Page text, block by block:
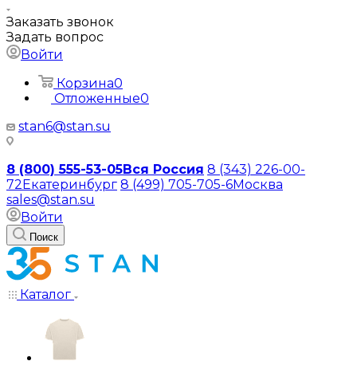
Заказать звонок
Задать вопрос
Войти
Корзина0
Отложенные0
stan6@stan.su
8 (800) 555-53-05Вся Россия 8 (343) 226-00-
72Екатеринбург 8 (499) 705-705-6Москва
sales@stan.su
Войти
Поиск
Каталог